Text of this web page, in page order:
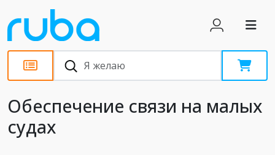
Статьи
Обеспечение связи на малых
судах